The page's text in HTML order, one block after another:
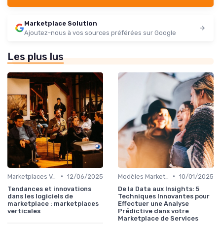
Marketplace Solution
Ajoutez-nous à vos sources préférées sur Google
Les plus lus
Marketplaces Verticales • 12/06/2025
Tendances et innovations
dans les logiciels de
marketplace : marketplaces
verticales
• 10/01/2025
De la Data aux Insights: 5
Techniques Innovantes pour
Effectuer une Analyse
Prédictive dans votre
Marketplace de Services